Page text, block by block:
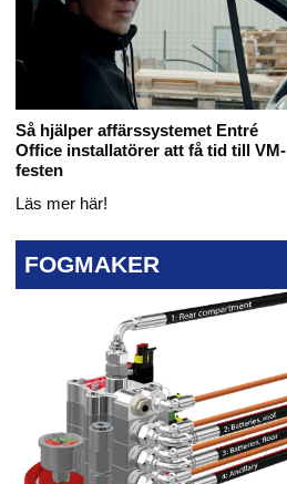
Så hjälper affärssystemet Entré
Office installatörer att få tid till VM-
festen
Läs mer här!
FOGMAKER